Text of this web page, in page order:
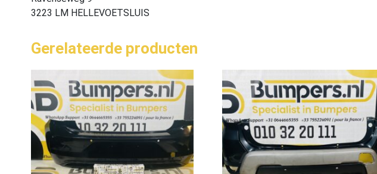
3223 LM HELLEVOETSLUIS
Gerelateerde producten